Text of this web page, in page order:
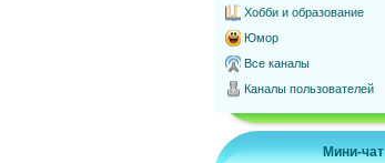
Хобби и образование
Юмор
Все каналы
Каналы пользователей
Мини-чат